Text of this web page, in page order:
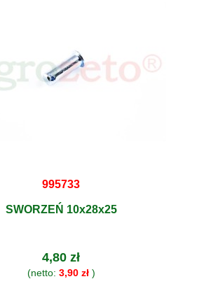
995733
SWORZEŃ 10x28x25
4,80 zł
(netto: 3,90 zł)